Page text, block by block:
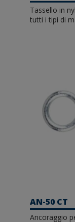
Tassello in
tutti i tipi di
AN-50 CT
Ancoraggio